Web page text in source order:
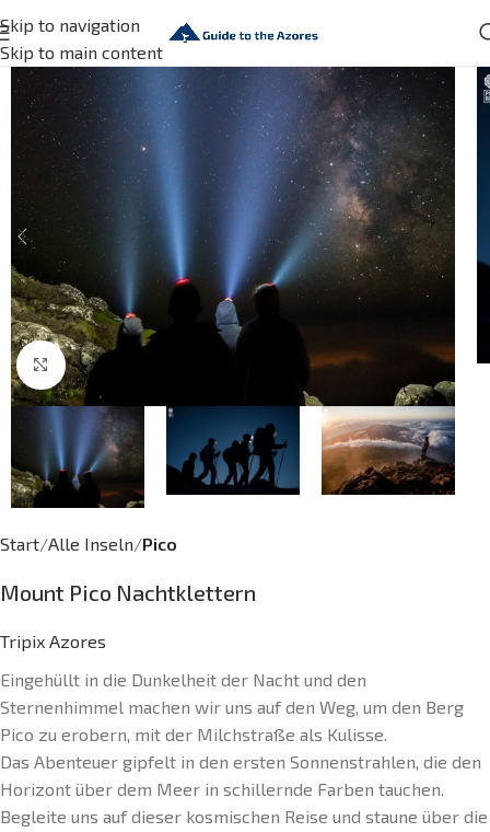
Skip to navigation
Skip to main content
Click to enlarge
Start Alle Inseln Pico
Mount Pico Nachtklettern
Tripix Azores
Eingehüllt in die Dunkelheit der Nacht und den
Sternenhimmel machen wir uns auf den Weg, um den Berg
Pico zu erobern, mit der Milchstraße als Kulisse.
Das Abenteuer gipfelt in den ersten Sonnenstrahlen, die den
Horizont über dem Meer in schillernde Farben tauchen.
Begleite uns auf dieser kosmischen Reise und staune über die